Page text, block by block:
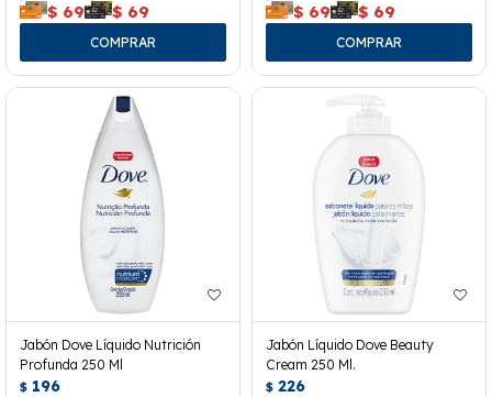
$ 69 $ 69 $ 69 $ 69
Jabón Dove Líquido Nutrición
Profunda 250 Ml
$ 196
Jabón Líquido Dove Beauty
Cream 250 Ml.
$ 226